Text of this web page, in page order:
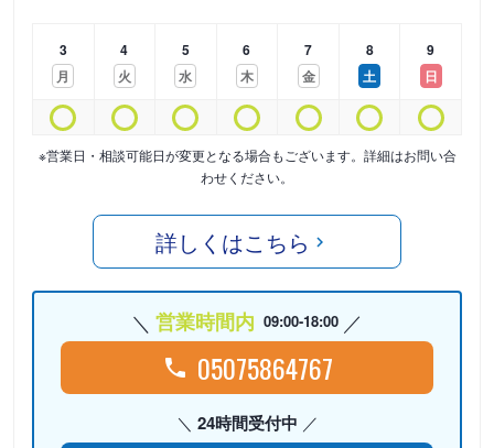
3
月
4
火
5
水
6
木
7
金
8
土
9
日
※営業日・相談可能日が変更となる場合もございます。詳細はお問い合
わせください。
詳しくはこちら
営業時間内 09:00-18:00
05075864767
24時間受付中